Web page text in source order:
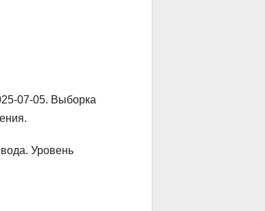
07-05. Выборка
Уровень